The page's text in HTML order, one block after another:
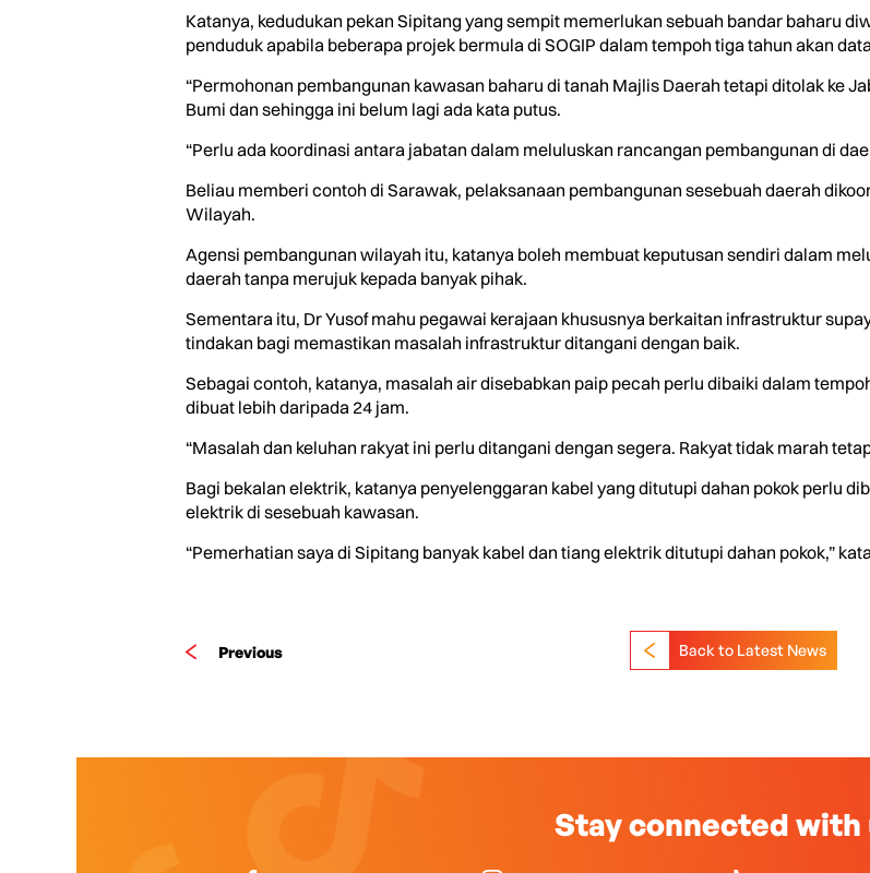
Katanya, kedudukan pekan Sipitang yang sempit memerlukan sebuah bandar baharu
penduduk apabila beberapa projek bermula di SOGIP dalam tempoh tiga tahun akan
“Permohonan pembangunan kawasan baharu di tanah Majlis Daerah tetapi ditolak ke
Bumi dan sehingga ini belum lagi ada kata putus.
“Perlu ada koordinasi antara jabatan dalam meluluskan rancangan pembangunan di
Beliau memberi contoh di Sarawak, pelaksanaan pembangunan sesebuah daerah
Wilayah.
Agensi pembangunan wilayah itu, katanya boleh membuat keputusan sendiri dalam
daerah tanpa merujuk kepada banyak pihak.
Sementara itu, Dr Yusof mahu pegawai kerajaan khususnya berkaitan infrastruktur
tindakan bagi memastikan masalah infrastruktur ditangani dengan baik.
Sebagai contoh, katanya, masalah air disebabkan paip pecah perlu dibaiki dalam
dibuat lebih daripada 24 jam.
“Masalah dan keluhan rakyat ini perlu ditangani dengan segera. Rakyat tidak marah
Bagi bekalan elektrik, katanya penyelenggaran kabel yang ditutupi dahan pokok perlu
elektrik di sesebuah kawasan.
“Pemerhatian saya di Sipitang banyak kabel dan tiang elektrik ditutupi dahan pokok,”
Previous Back to Latest News
Stay connected with